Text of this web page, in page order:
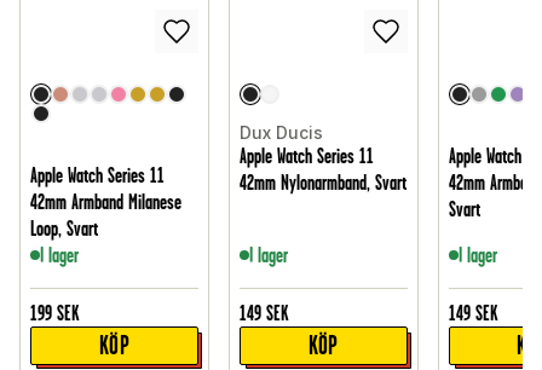
Apple Watch Series 11
42mm Armband Milanese
Loop, Svart
I lager
199 SEK
KÖP
Dux Ducis
Apple Watch Series 11
42mm Nylonarmband, Svart
I lager
149 SEK
KÖP
Apple Watch
42mm
Svart
I lager
149 SEK